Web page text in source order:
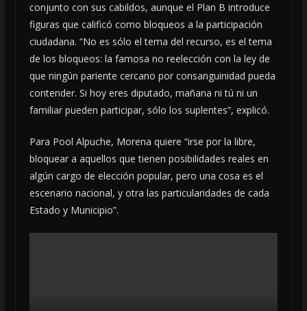
conjunto con sus cabildos, aunque el Plan B introduce
figuras que calificó como bloqueos a la participación
ciudadana. “No es sólo el tema del recurso, es el tema
de los bloqueos: la famosa no reelección con la ley de
que ningún pariente cercano por consanguinidad pueda
contender. Si hoy eres diputado, mañana ni tú ni un
familiar pueden participar, sólo los suplentes”, explicó.
Para Pool Alpuche, Morena quiere “irse por la libre,
bloquear a aquellos que tienen posibilidades reales en
algún cargo de elección popular, pero una cosa es el
escenario nacional, y otra las particularidades de cada
Estado y Municipio”.